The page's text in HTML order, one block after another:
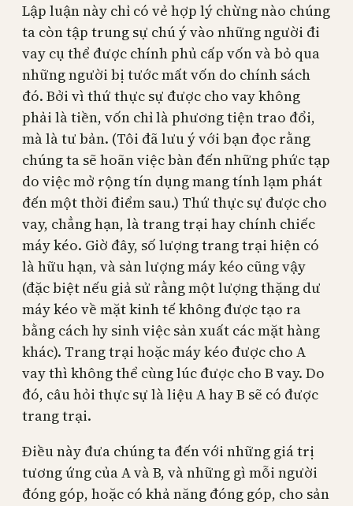
Lập luận này chỉ có vẻ hợp lý chừng nào chúng
ta còn tập trung sự chú ý vào những người đi
vay cụ thể được chính phủ cấp vốn và bỏ qua
những người bị tước mất vốn do chính sách
đó. Bởi vì thứ thực sự được cho vay không
phải là tiền, vốn chỉ là phương tiện trao đổi,
mà là tư bản. (Tôi đã lưu ý với bạn đọc rằng
chúng ta sẽ hoãn việc bàn đến những phức tạp
do việc mở rộng tín dụng mang tính lạm phát
đến một thời điểm sau.) Thứ thực sự được cho
vay, chẳng hạn, là trang trại hay chính chiếc
máy kéo. Giờ đây, số lượng trang trại hiện có
là hữu hạn, và sản lượng máy kéo cũng vậy
(đặc biệt nếu giả sử rằng một lượng thặng dư
máy kéo về mặt kinh tế không được tạo ra
bằng cách hy sinh việc sản xuất các mặt hàng
khác). Trang trại hoặc máy kéo được cho A
vay thì không thể cùng lúc được cho B vay. Do
đó, câu hỏi thực sự là liệu A hay B sẽ có được
trang trại.
Điều này đưa chúng ta đến với những giá trị
tương ứng của A và B, và những gì mỗi người
đóng góp, hoặc có khả năng đóng góp, cho sản